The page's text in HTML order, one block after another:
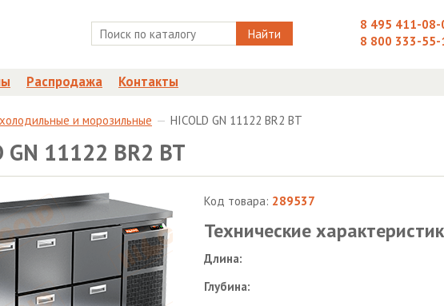
Найти
8 495 411-08-
8 800 333-55-
Распродажа Контакты
и морозильные HICOLD GN 11122 BR2 BT
11122 BR2 BT
Код товара: 289537
Технические
Длина:
Глубина: